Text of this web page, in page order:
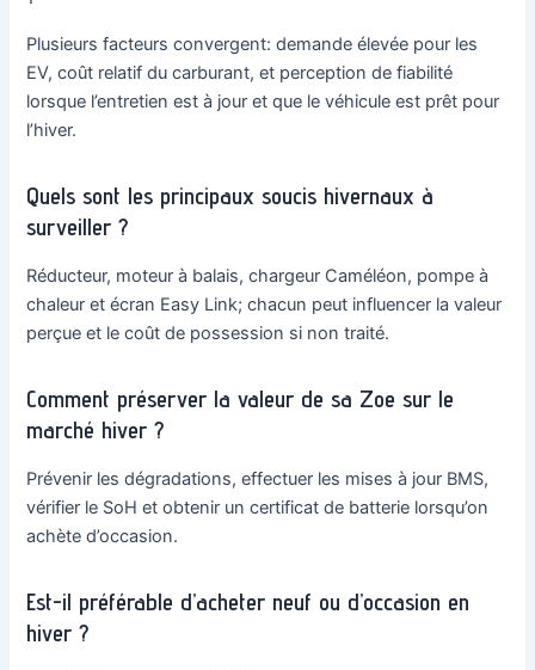
Plusieurs facteurs convergent: demande élevée pour les
EV, coût relatif du carburant, et perception de fiabilité
lorsque l’entretien est à jour et que le véhicule est prêt pour
l’hiver.
Quels sont les principaux soucis hivernaux à
surveiller ?
Réducteur, moteur à balais, chargeur Caméléon, pompe à
chaleur et écran Easy Link; chacun peut influencer la valeur
perçue et le coût de possession si non traité.
Comment préserver la valeur de sa Zoe sur le
marché hiver ?
Prévenir les dégradations, effectuer les mises à jour BMS,
vérifier le SoH et obtenir un certificat de batterie lorsqu’on
achète d’occasion.
Est-il préférable d’acheter neuf ou d’occasion en
hiver ?